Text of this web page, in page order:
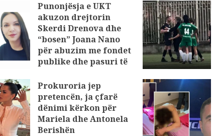
Punonjësja e UKT
akuzon drejtorin
Skerdi Drenova dhe
“bosen” Joana Nano
për abuzim me fondet
publike dhe pasuri të
JULY 24, 2025
Prokuroria jep
pretencën, ja çfarë
dënimi kërkon për
Mariela dhe Antonela
Berishën